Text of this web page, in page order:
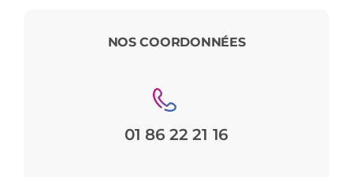
NOS COORDONNÉES
01 86 22 21 16